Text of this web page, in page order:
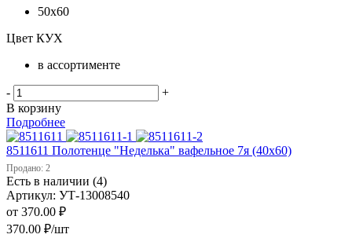
50х60
Цвет КУХ
в ассортименте
-
+
В корзину
Подробнее
8511611 Полотенце "Неделька" вафельное 7я (40х60)
Продано: 2
Есть в наличии (4)
Артикул: УТ-13008540
от 370.00 ₽
370.00 ₽/шт